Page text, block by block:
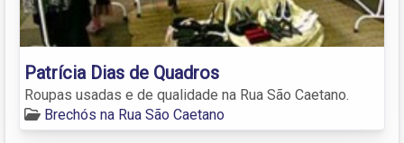
Patrícia Dias de Quadros
Roupas usadas e de qualidade na Rua São Caetano.
Brechós na Rua São Caetano